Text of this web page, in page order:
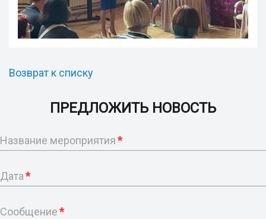
Возврат к списку
ПРЕДЛОЖИТЬ НОВОСТЬ
Название мероприятия*
Дата*
Сообщение*